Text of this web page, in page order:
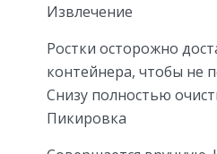
Извлечение
Ростки осторожно
контейнера, чтобы не
Снизу полностью
Пикировка